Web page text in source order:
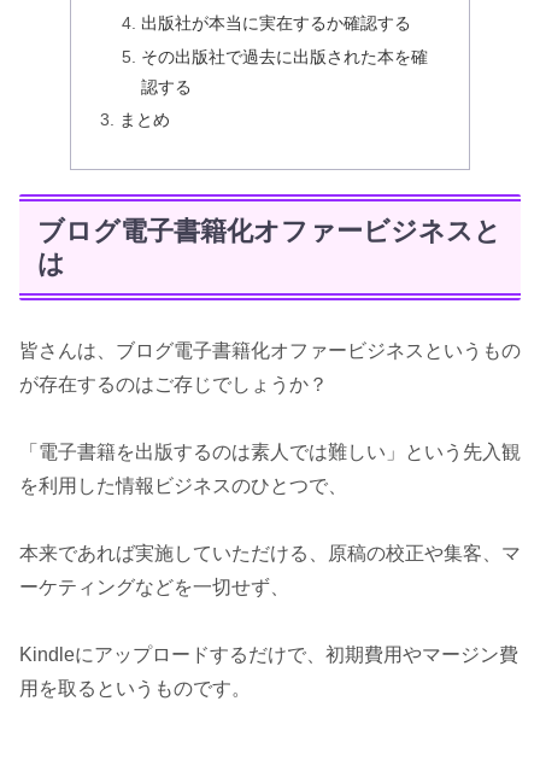
出版社が本当に実在するか確認する
その出版社で過去に出版された本を確
認する
まとめ
ブログ電子書籍化オファービジネスと
は
皆さんは、ブログ電子書籍化オファービジネスというもの
が存在するのはご存じでしょうか？
「電子書籍を出版するのは素人では難しい」という先入観
を利用した情報ビジネスのひとつで、
本来であれば実施していただける、原稿の校正や集客、マ
ーケティングなどを一切せず、
Kindleにアップロードするだけで、初期費用やマージン費
用を取るというものです。